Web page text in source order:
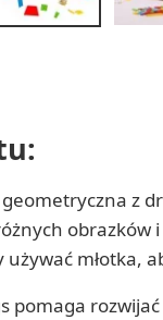
z
obrazków
młotka,
pomaga